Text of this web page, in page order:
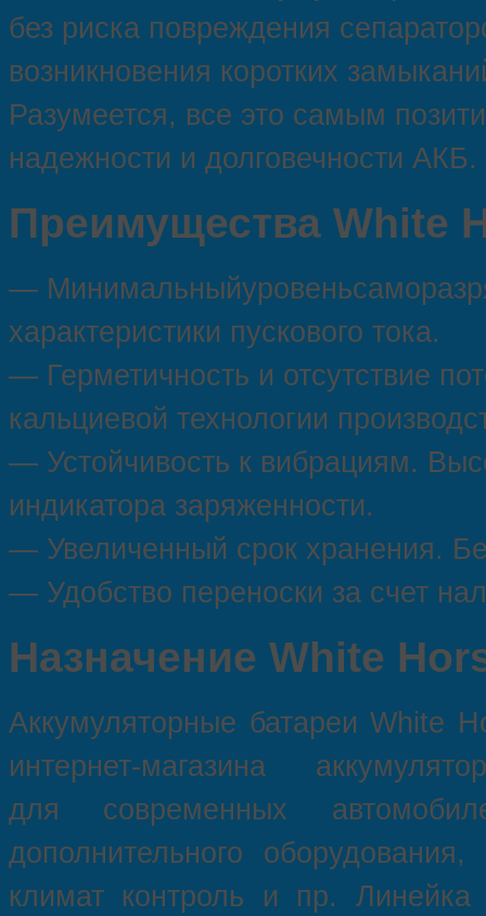
без риска повреждения
возникновения коротких
Разумеется, все это самым
надежности и долговечности АКБ.
Преимущества White
—
характеристики пускового тока.
— Герметичность и отсутствие
кальциевой технологии
— Устойчивость к вибрациям.
индикатора заряженности.
— Увеличенный срок хранения.
— Удобство переноски за счет
Назначение White
Аккумуляторные батареи White
интернет-магазина
для современных
дополнительного оборудования,
климат контроль и пр. Линейка